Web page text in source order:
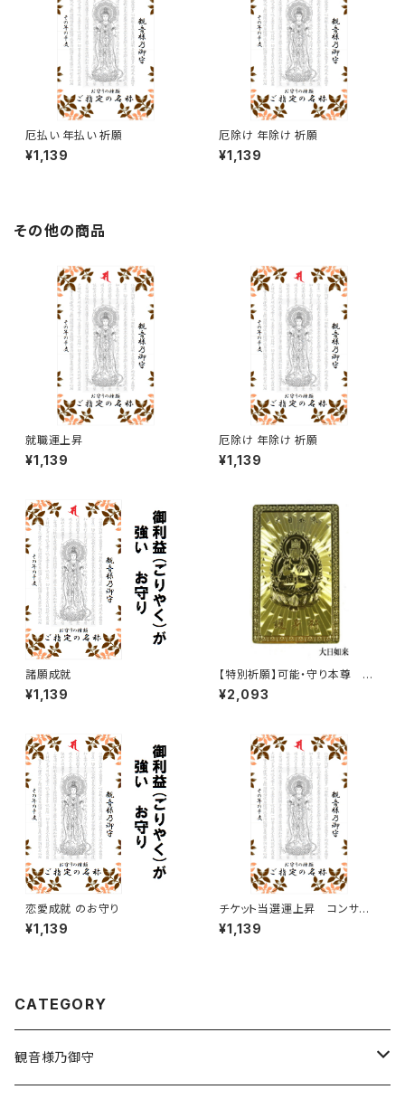
厄払い 年払い 祈願
¥1,139
厄除け 年除け 祈願
¥1,139
その他の商品
就職運上昇
¥1,139
厄除け 年除け 祈願
¥1,139
諸願成就
¥1,139
【特別祈願】可能・守り本尊 護
身護符 未(ひつじ)年 大日如
来 お守り 護符 ご利益【お届ま
¥2,093
恋愛成就 のお守り
¥1,139
チケット当選運上昇 コンサー
ト、ライブ、ファンサークル、ファ
ンミーティング、スポーツ観戦な
¥1,139
CATEGORY
観音様乃御守